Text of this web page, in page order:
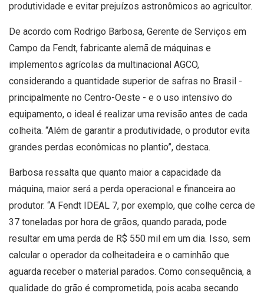
produtividade e evitar prejuízos astronômicos ao agricultor.
De acordo com Rodrigo Barbosa, Gerente de Serviços em
Campo da Fendt, fabricante alemã de máquinas e
implementos agrícolas da multinacional AGCO,
considerando a quantidade superior de safras no Brasil -
principalmente no Centro-Oeste - e o uso intensivo do
equipamento, o ideal é realizar uma revisão antes de cada
colheita. “Além de garantir a produtividade, o produtor evita
grandes perdas econômicas no plantio”, destaca.
Barbosa ressalta que quanto maior a capacidade da
máquina, maior será a perda operacional e financeira ao
produtor. “A Fendt IDEAL 7, por exemplo, que colhe cerca de
37 toneladas por hora de grãos, quando parada, pode
resultar em uma perda de R$ 550 mil em um dia. Isso, sem
calcular o operador da colheitadeira e o caminhão que
aguarda receber o material parados. Como consequência, a
qualidade do grão é comprometida, pois acaba secando